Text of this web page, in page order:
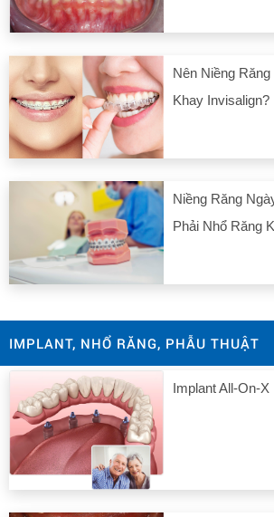
Nên Niềng
Khay Invisalign?
Niềng Răng
Phải Nhổ Răng
IMPLANT, NHỔ RĂNG, PHẪU THUẬT
Implant All-On-X